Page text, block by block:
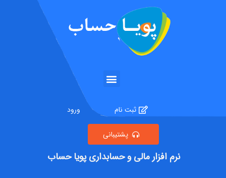
ثبت نام ورود
پشتیبانی
نرم افزار مالی و حسابداری پویا حساب